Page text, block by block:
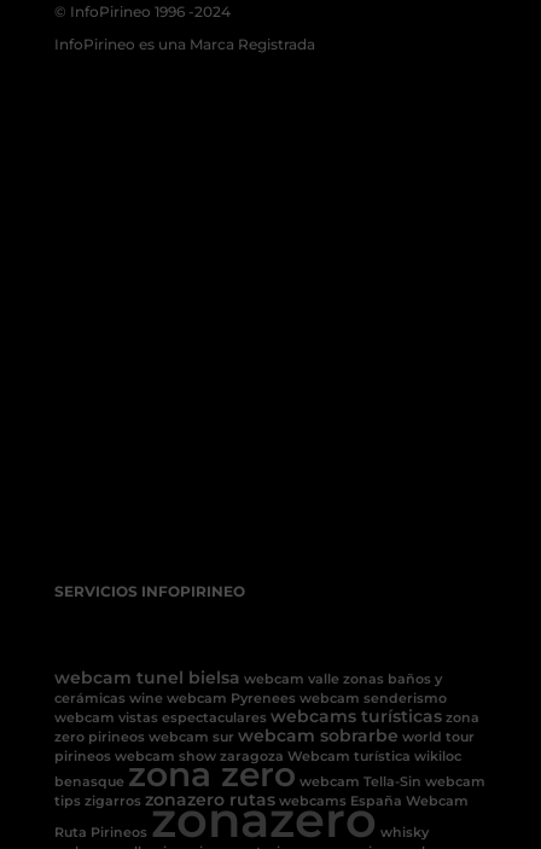
© InfoPirineo 1996 -2024
InfoPirineo es una Marca Registrada
SERVICIOS INFOPIRINEO
webcam tunel bielsa webcam valle zonas baños y
cerámicas wine webcam Pyrenees webcam senderismo
webcam vistas espectaculares webcams turísticas zona
zero pirineos webcam sur webcam sobrarbe world tour
pirineos webcam show zaragoza Webcam turística wikiloc
benasque zona zero webcam Tella-Sin webcam
tips zigarros zonazero rutas webcams España Webcam
Ruta Pirineos zonazero whisky